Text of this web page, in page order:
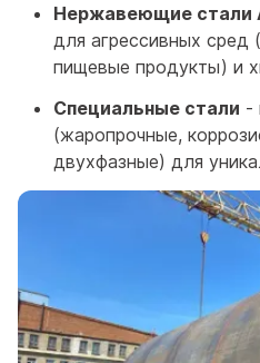
Нержавеющие стали
для агрессивных сред
пищевые продукты) и
Специальные стали -
(жаропрочные,
двухфазные) для